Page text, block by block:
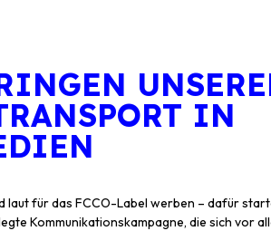
IN
laut für das FCCO-Label werben – dafür
Kommunikationskampagne, die sich vor